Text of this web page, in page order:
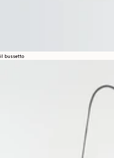
il bussetto